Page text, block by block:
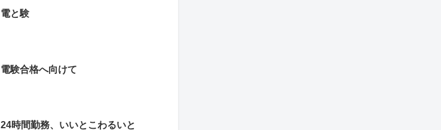
電と験
電験合格へ向けて
24時間勤務、いいとこわるいと